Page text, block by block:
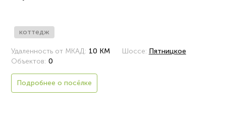
коттедж
Удаленность от МКАД: 10 КМ Шоссе: Пятницкое
Объектов: 0
Подробнее о посёлке